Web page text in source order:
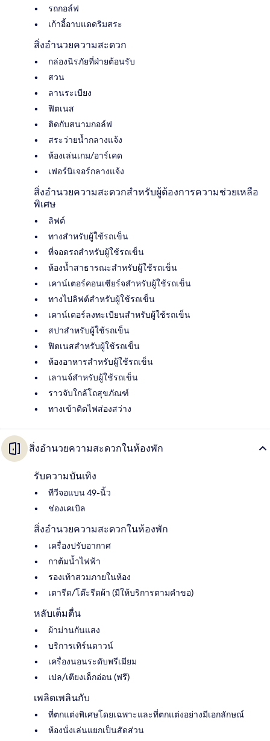
รถกอล์ฟ
เก้าอี้อาบแดดริมสระ
สิ่งอำนวยความสะดวก
กล่องนิรภัยที่ฝ่ายต้อนรับ
สวน
ลานระเบียง
ฟิตเนส
ติดกับสนามกอล์ฟ
สระว่ายน้ำกลางแจ้ง
ห้องเล่นเกม/อาร์เคด
เฟอร์นิเจอร์กลางแจ้ง
สิ่งอำนวยความสะดวกสำหรับผู้ต้องการความช่วยเหลือ
พิเศษ
ลิฟต์
ทางสำหรับผู้ใช้รถเข็น
ที่จอดรถสำหรับผู้ใช้รถเข็น
ห้องน้ำสาธารณะสำหรับผู้ใช้รถเข็น
เคาน์เตอร์คอนเซียร์จสำหรับผู้ใช้รถเข็น
ทางไปลิฟต์สำหรับผู้ใช้รถเข็น
เคาน์เตอร์ลงทะเบียนสำหรับผู้ใช้รถเข็น
สปาสำหรับผู้ใช้รถเข็น
ฟิตเนสสำหรับผู้ใช้รถเข็น
ห้องอาหารสำหรับผู้ใช้รถเข็น
เลานจ์สำหรับผู้ใช้รถเข็น
ราวจับใกล้โถสุขภัณฑ์
ทางเข้าติดไฟส่องสว่าง
สิ่งอำนวยความสะดวกในห้องพัก
รับความบันเทิง
ทีวีจอแบน 49-นิ้ว
ช่องเคเบิล
สิ่งอำนวยความสะดวกในห้องพัก
เครื่องปรับอากาศ
กาต้มน้ำไฟฟ้า
รองเท้าสวมภายในห้อง
เตารีด/โต๊ะรีดผ้า (มีให้บริการตามคำขอ)
หลับเต็มตื่น
ผ้าม่านกันแสง
บริการเทิร์นดาวน์
เครื่องนอนระดับพรีเมียม
เปล/เตียงเด็กอ่อน (ฟรี)
เพลิดเพลินกับ
ที่ตกแต่งพิเศษโดยเฉพาะและที่ตกแต่งอย่างมีเอกลักษณ์
ห้องนั่งเล่นแยกเป็นสัดส่วน